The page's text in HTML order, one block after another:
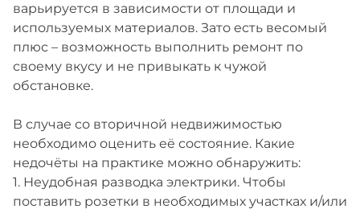
варьируется в зависимости от площади и
используемых материалов. Зато есть весомый
плюс – возможность выполнить ремонт по
своему вкусу и не привыкать к чужой
обстановке.
В случае со вторичной недвижимостью
необходимо оценить её состояние. Какие
недочёты на практике можно обнаружить:
1. Неудобная разводка электрики. Чтобы
поставить розетки в необходимых участках и/или